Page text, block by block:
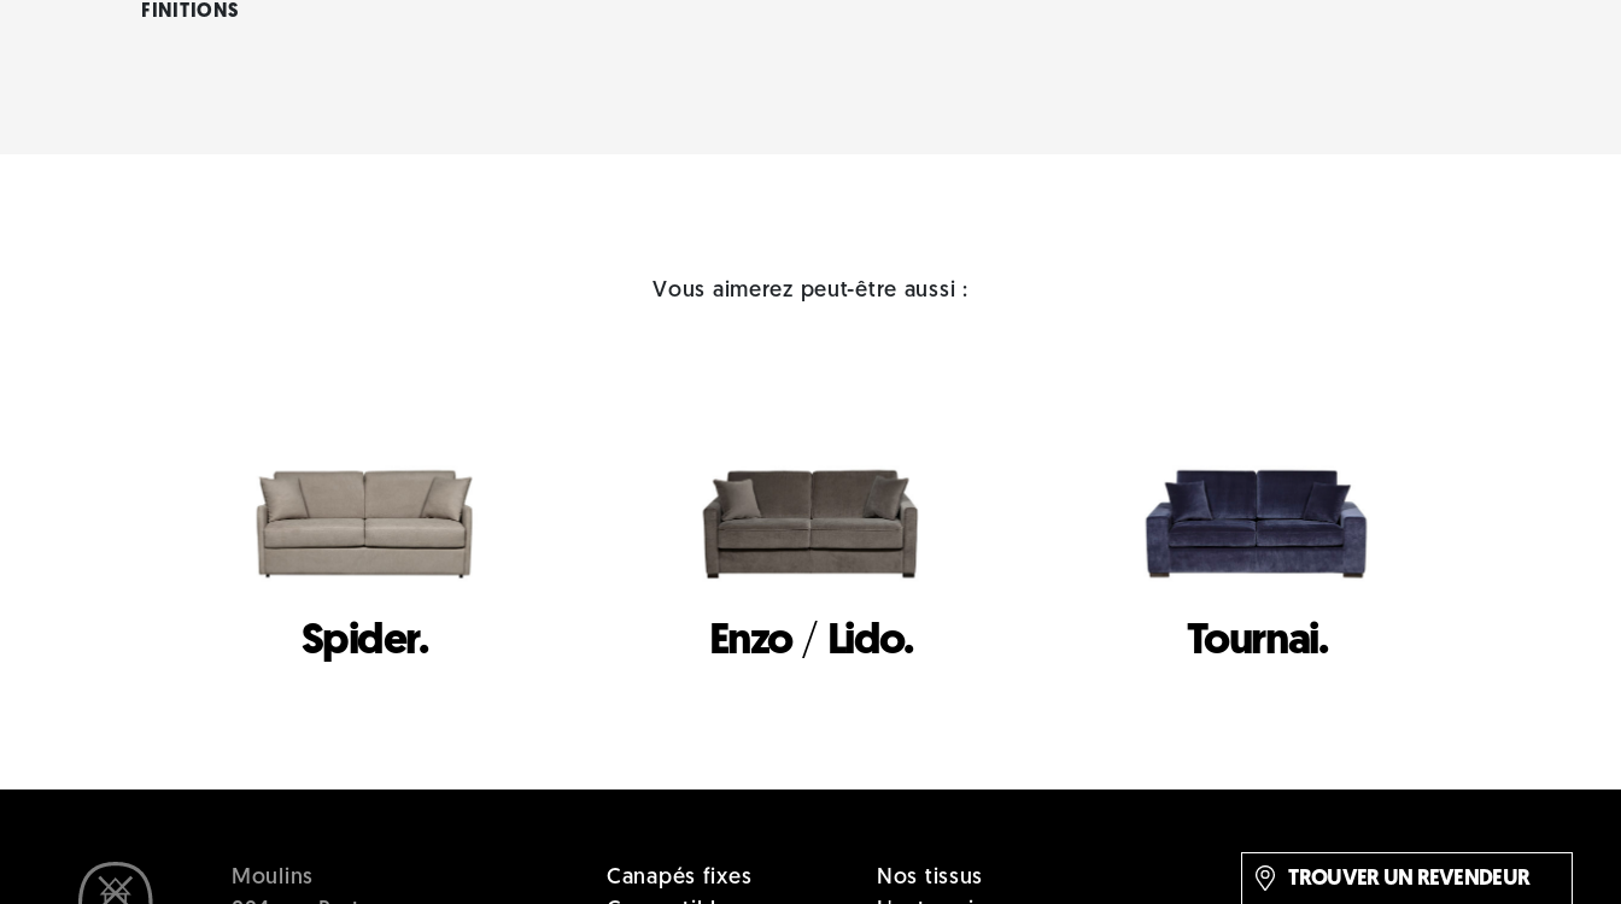
FINITIONS
Vous aimerez peut-être aussi :
Spider. Enzo/ Lido. Tournai.
Moulins
Canapés fixes
Nos tissus
TROUVER UN REVENDEUR